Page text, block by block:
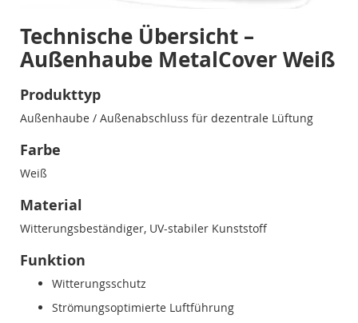
Technische Übersicht –
Außenhaube MetalCover Weiß
Produkttyp
Außenhaube / Außenabschluss für dezentrale Lüftung
Farbe
Weiß
Material
Witterungsbeständiger, UV-stabiler Kunststoff
Funktion
Witterungsschutz
Strömungsoptimierte Luftführung